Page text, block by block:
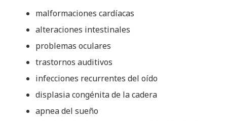
malformaciones cardíacas
alteraciones intestinales
problemas oculares
trastornos auditivos
infecciones recurrentes del oído
displasia congénita de la cadera
apnea del sueño